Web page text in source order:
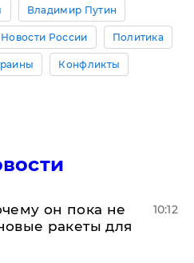
Владимир Путин
Новости России Политика
Конфликты
он пока не
ракеты для
10:12